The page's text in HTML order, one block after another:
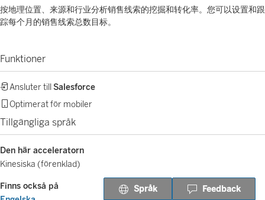
按地理位置、来源和行业分析销售线索的挖掘和转化率。您可以设置和跟
踪每个月的销售线索总数目标。
Funktioner
Ansluter till Salesforce
Optimerat för mobiler
Tillgängliga språk
Den här acceleratorn
Kinesiska (förenklad)
Finns också på
Språk Feedback